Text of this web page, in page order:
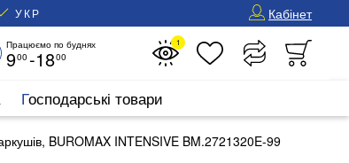
УКР Кабінет
Працюємо по буднях
900 -1800
1
Господарські товари
BUROMAX INTENSIVE BM.2721320E-99